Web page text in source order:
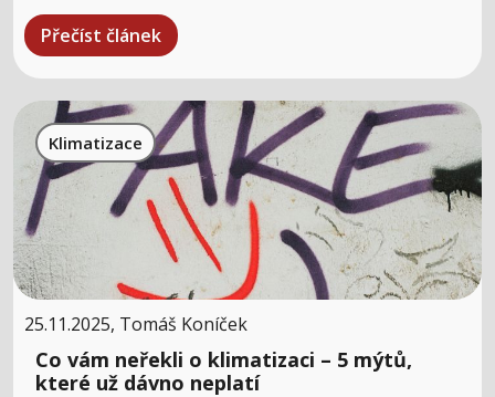
Přečíst článek
Klimatizace
25.11.2025, Tomáš Koníček
Co vám neřekli o klimatizaci – 5 mýtů,
které už dávno neplatí